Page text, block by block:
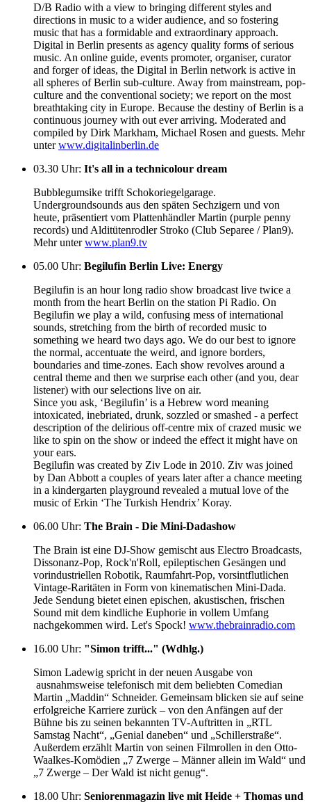
D/B Radio with a view to bringing different styles and
directions in music to a wider audience, and so fostering
music that has a formidable and extraordinary approach.
Digital in Berlin presents as agency quality forms of serious
music. An online guide, events promoter, organiser, curator
and forger of ideas, the Digital in Berlin network is active in
all spheres of Berlin sub-culture. Away from mainstream, pop-
culture and the conventional society; we report on the most
breathtaking city in Europe. Because the destiny of Berlin is a
continuous journey with out ever arriving. Moderated and
compiled by Dirk Markham, Michael Rosen and guests. Mehr
unterwww.digitalinberlin.de
03.30 Uhr: It's all in a technicolour dream
Bubblegumsike trifft Schokoriegelgarage.
Undergroundsounds aus den späten Sechzigern und von
heute, präsentiert vom Plattenhändler Martin (purple penny
records) und Alditütenrodler Stroko (Club Separee / Plan9).
Mehr unterwww.plan9.tv
05.00 Uhr: Begilufin Berlin Live: Energy
Begilufin is an hour long radio show broadcast live twice a
month from the heart Berlin on the station Pi Radio. On
Begilufin we play a wild, confusing mess of international
sounds, stretching from the birth of recorded music to
something we heard two days ago. We do our best to ignore
the normal, accentuate the weird, and ignore borders,
boundaries and time-zones. Each show revolves around a
central theme and then we surprise each other (and you, dear
listener) with our selections live on air.
Since you ask, ‘Begilufin’ is a Hebrew word meaning
intoxicated, inebriated, drunk, sozzled or smashed - a perfect
description of the delirious off-centre mix of crazed music we
like to spin on the show or indeed the effect it might have on
your ears.
Begilufin was created by Ziv Lode in 2010. Ziv was joined
by Dan Abbott a couples of years later after a chance meeting
in a kindergarten playground revealed a mutual love of the
music of Erkin ‘The Turkish Hendrix’ Koray.
06.00 Uhr: The Brain - Die Mini-Dadashow
The Brain ist eine DJ-Show gemischt aus Electro Broadcasts,
Dissonanz-Pop, Rock'n'Roll, epileptischen Gesängen und
vorindustriellen Robotik, Raumfahrt-Pop, vorsintflutlichen
Vintage-Raritäten in Form von kinematischen Mini-Dada.
Jede Sendung bietet einen epischen, akustischen, frischen
Sound mit dem kindliche Euphorie in vollem Umfang
nachgekommen wird. Let's Spock! www.thebrainradio.com
16.00 Uhr: "Simon trifft..." (Wdhlg.)
Simon Ladewig spricht in der neuen Ausgabe von
ausnahmsweise telefonisch mit dem beliebten Comedian
Martin „Maddin“ Schneider. Gemeinsam blicken sie auf seine
erfolgreiche Karriere zurück – von den Anfängen auf der
Bühne bis zu seinen bekannten TV-Auftritten in „RTL
Samstag Nacht“, „Genial daneben“ und „Schillerstraße“.
Außerdem erzählt Martin von seinen Filmrollen in den Otto-
Waalkes-Komödien „7 Zwerge – Männer allein im Wald“ und
„7 Zwerge – Der Wald ist nicht genug“.
18.00 Uhr: Seniorenmagazin live mit Heide + Thomas und